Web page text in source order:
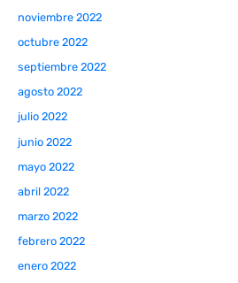
noviembre 2022
octubre 2022
septiembre 2022
agosto 2022
julio 2022
junio 2022
mayo 2022
abril 2022
marzo 2022
febrero 2022
enero 2022